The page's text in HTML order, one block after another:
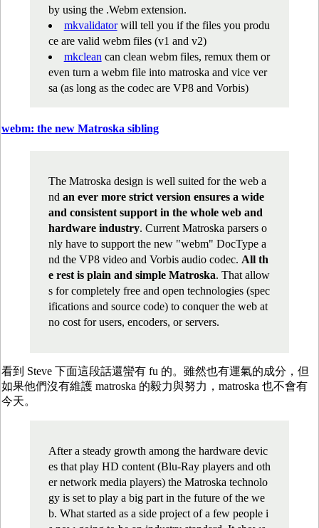
by using the .Webm extension.
mkvalidatorwill tell you if the files you produ
ce are valid webm files (v1 and v2)
mkclean can clean webm files, remux them or
even turn a webm file into matroska and vice ver
sa (as long as the codec are VP8 and Vorbis)
webm: the new Matroska sibling
The Matroska design is well suited for the web a
nd an ever more strict version ensures a wide
and consistent support in the whole web and
hardware industry. Current Matroska parsers o
nly have to support the new "webm" DocType a
nd the VP8 video and Vorbis audio codec. All th
e rest is plain and simple Matroska. That allow
s for completely free and open technologies (spec
ifications and source code) to conquer the web at
no cost for users, encoders, or servers.
看到 Steve 下面這段話還蠻有 fu 的。雖然也有運氣的成分，但
如果他們沒有維護 matroska 的毅力與努力，matroska 也不會有
今天。
After a steady growth among the hardware devic
es that play HD content (Blu-Ray players and oth
er network media players) the Matroska technolo
gy is set to play a big part in the future of the we
b. What started as a side project of a few people i